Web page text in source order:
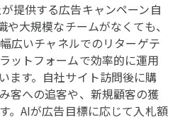
提供する広告キャンペーン自
大規模なチームがなくても、
広いチャネルでのリターゲテ
ットフォームで効率的に運用
ます。自社サイト訪問後に購
客への追客や、新規顧客の獲
。AIが広告目標に応じて入札額